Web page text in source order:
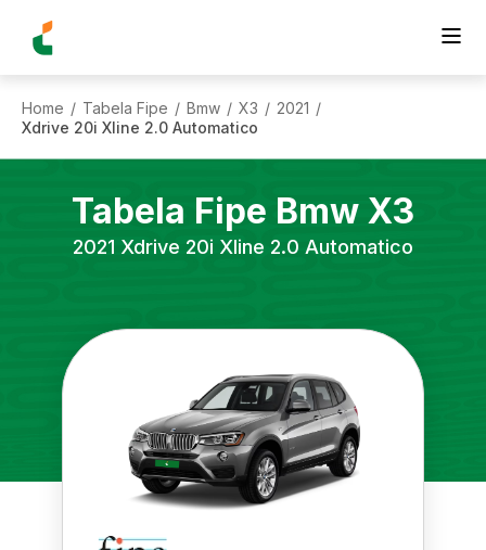
Home / Tabela Fipe / Bmw / X3 / 2021 /
Xdrive 20i Xline 2.0 Automatico
Tabela Fipe Bmw X3
2021 Xdrive 20i Xline 2.0 Automatico